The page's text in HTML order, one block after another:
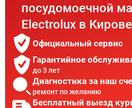
посудомоечной
Electrolux в Кирове
Официальный сервис
Гарантийное
до 3 лет
Диагностика за наш
ремонт по желанию
Бесплатный выезд